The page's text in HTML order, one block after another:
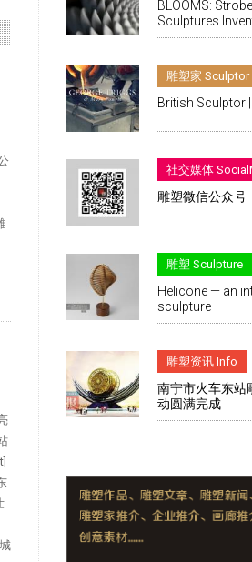
BLOOMS:
Sculptures
雕塑家 Sculptor
British Sculptor
社交媒体
雕塑微信公众号
雕塑 Sculpture
Helicone — an
sculpture
雕塑资讯 Info
南宁市火车东站
动圆满完成